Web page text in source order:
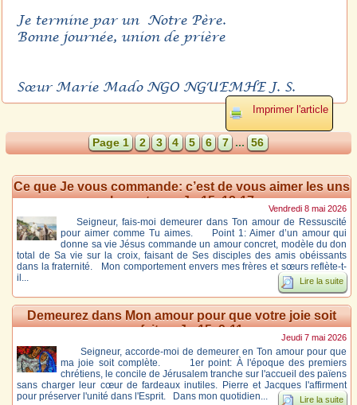
Je termine par un Notre Père.
Bonne journée, union de prière
Sœur Marie Mado NGO NGUEMHE J. S.
Imprimer l'article
Page 1 2 3 4 5 6 7 ... 56
Ce que Je vous commande: c’est de vous aimer les uns
les autres – Jn 15, 12-17
Vendredi 8 mai 2026
Seigneur, fais-moi demeurer dans Ton amour de Ressuscité
pour aimer comme Tu aimes. Point 1: Aimer d’un amour qui
donne sa vie Jésus commande un amour concret, modèle du don
total de Sa vie sur la croix, faisant de Ses disciples des amis obéissants
dans la fraternité. Mon comportement envers mes frères et sœurs reflète-t-
il...
Lire la suite
Demeurez dans Mon amour pour que votre joie soit
parfaite – Jn 15, 9-11
Jeudi 7 mai 2026
Seigneur, accorde-moi de demeurer en Ton amour pour que
ma joie soit complète. 1er point: À l'époque des premiers
chrétiens, le concile de Jérusalem tranche sur l'accueil des païens
sans charger leur cœur de fardeaux inutiles. Pierre et Jacques l'affirment
pour préserver l'unité dans l'Esprit. Dans mon quotidien...
Lire la suite